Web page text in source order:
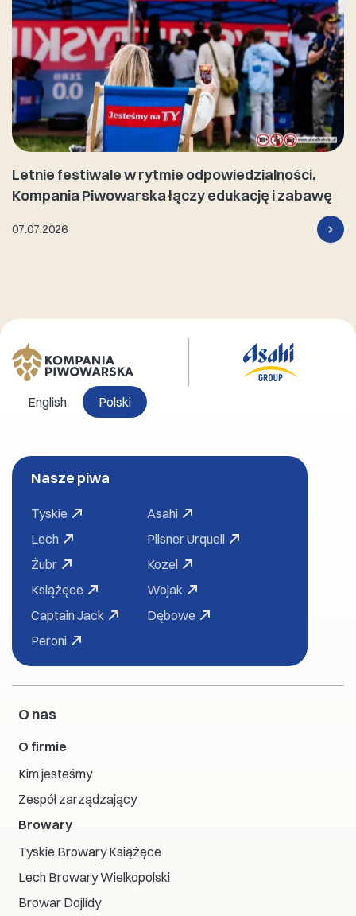
Letnie festiwale w rytmie odpowiedzialności.
Kompania Piwowarska łączy edukację i zabawę
07.07.2026
English Polski
Nasze piwa
Tyskie
Lech
Żubr
Książęce
Captain Jack
Peroni
Asahi
Pilsner Urquell
Kozel
Wojak
Dębowe
O nas
O firmie
Kim jesteśmy
Zespół zarządzający
Browary
Tyskie Browary Książęce
Lech Browary Wielkopolski
Browar Dojlidy